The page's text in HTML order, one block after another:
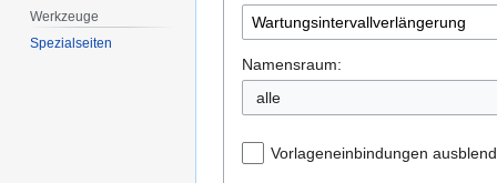
Namensraum:
Vorlageneinbindungen
Werkzeuge
Spezialseiten